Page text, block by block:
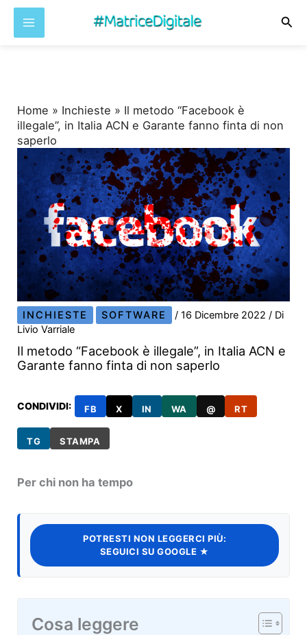
Home » Inchieste » Il metodo “Facebook è
illegale”, in Italia ACN e Garante fanno finta di non
saperlo
INCHIESTE SOFTWARE /16 Dicembre 2022/ Di
Livio Varriale
Il metodo “Facebook è illegale”, in Italia ACN e
Garante fanno finta di non saperlo
CONDIVIDI: FB X IN WA @ RT
TG STAMPA
Per chi non ha tempo
POTRESTI NON LEGGERCI PIÙ:
SEGUICI SU GOOGLE ★
Cosa leggere